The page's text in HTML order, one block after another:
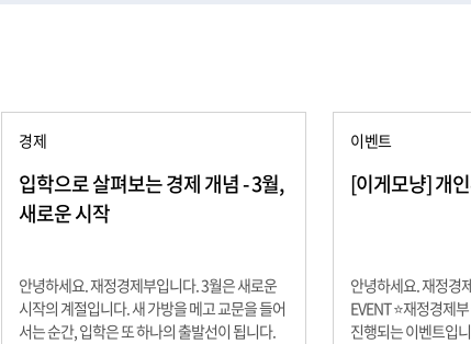
경제
입학으로 살펴보는 경제 개념 - 3월,
새로운 시작
안녕하세요. 재정경제부입니다. 3월은 새로운
시작의 계절입니다. 새 가방을 메고 교문을 들어
서는 순간, 입학은 또 하나의 출발선이 됩니다.
이벤트
[이게모냥] 개
안녕하세요. 재정경
EVENT ⭐재정경제
진행되는 이벤트입